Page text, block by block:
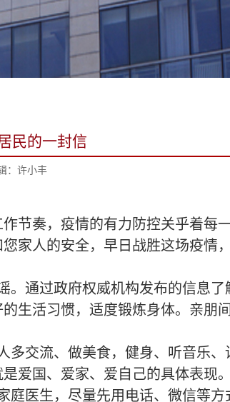
民的一封信
：许小丰
节奏，疫情的有力防控关乎着每
家人的安全，早日战胜这场疫情
。通过政府权威机构发布的信息了
生活习惯，适度锻炼身体。亲朋
交流、做美食，健身、听音乐、
爱国、爱家、爱自己的具体表现。
庭医生，尽量先用电话、微信等方